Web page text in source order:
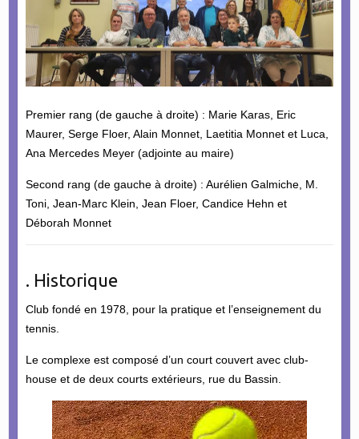
Premier rang (de gauche à droite) : Marie Karas, Eric
Maurer, Serge Floer, Alain Monnet, Laetitia Monnet et Luca,
Ana Mercedes Meyer (adjointe au maire)
Second rang (de gauche à droite) : Aurélien Galmiche, M.
Toni, Jean-Marc Klein, Jean Floer, Candice Hehn et
Déborah Monnet
. Historique
Club fondé en 1978, pour la pratique et l’enseignement du
tennis.
Le complexe est composé d’un court couvert avec club-
house et de deux courts extérieurs, rue du Bassin.